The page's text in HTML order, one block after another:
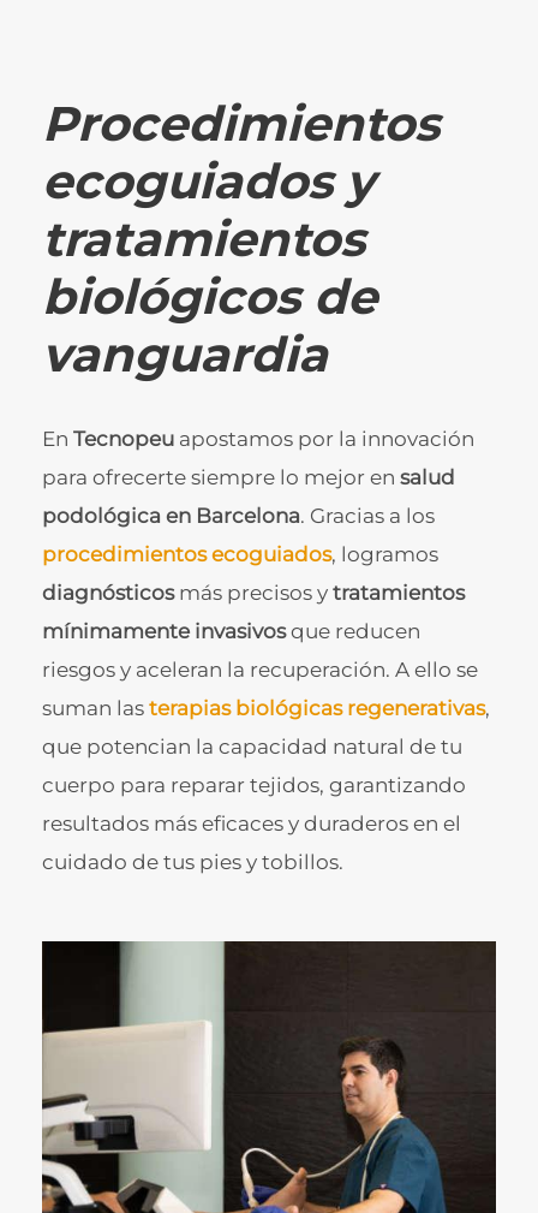
Procedimientos
ecoguiados y
tratamientos
biológicos de
vanguardia
En Tecnopeu apostamos por la innovación
para ofrecerte siempre lo mejor en salud
podológica en Barcelona. Gracias a los
procedimientos ecoguiados, logramos
diagnósticosmás precisos y tratamientos
mínimamente invasivosque reducen
riesgos y aceleran la recuperación. A ello se
suman las terapias biológicas regenerativas,
que potencian la capacidad natural de tu
cuerpo para reparar tejidos, garantizando
resultados más eficaces y duraderos en el
cuidado de tus pies y tobillos.